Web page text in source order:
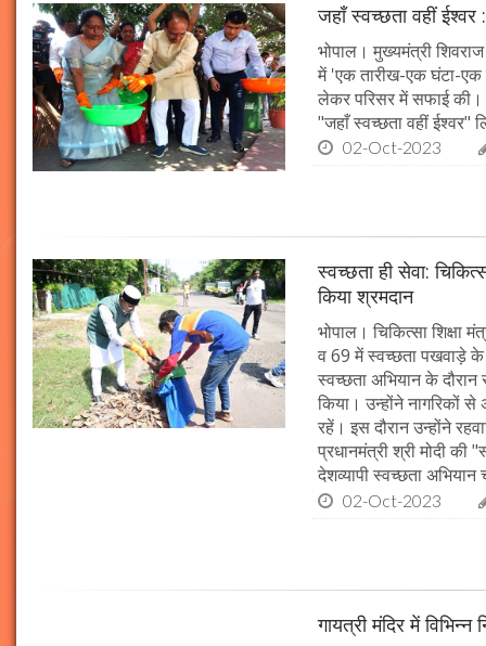
जहाँ स्वच्छता वहीं ईश्वर
भोपाल। मुख्यमंत्री
में 'एक तारीख-एक घंटा-एक
लेकर परिसर में सफाई की।
"जहाँ स्वच्छता वहीं ईश्वर"
02-Oct-2023
स्वच्छता ही सेवा:
किया श्रमदान
भोपाल। चिकित्सा शिक्षा
व 69 में स्वच्छता पखवाड़े के
स्वच्छता अभियान के
किया। उन्होंने नागरिकों
रहें। इस दौरान उन्होंने
प्रधानमंत्री श्री मोदी
देशव्यापी स्वच्छता अभियान
02-Oct-2023
गायत्री मंदिर में विभिन्न